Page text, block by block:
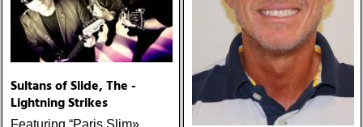
Sultans of Slide, The -
Lightning Strikes
Featuring “Paris Slim»